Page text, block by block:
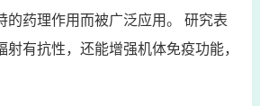
的药理作用而被广泛应用。 研究表
射有抗性，还能增强机体免疫功能，